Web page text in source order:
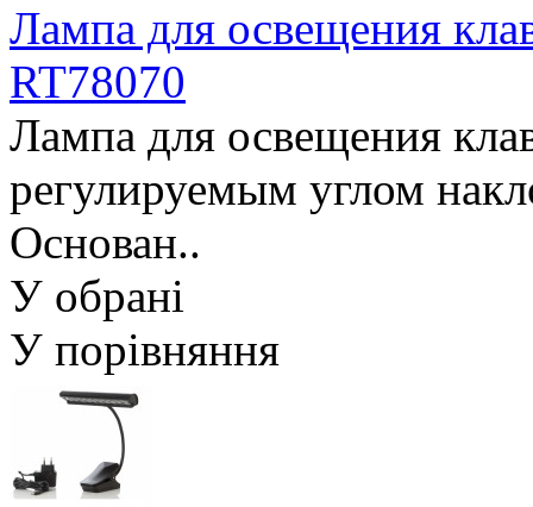
Лампа для освещения
RT78070
Лампа для освещения
регулируемым углом
Основан..
У обрані
У порівняння